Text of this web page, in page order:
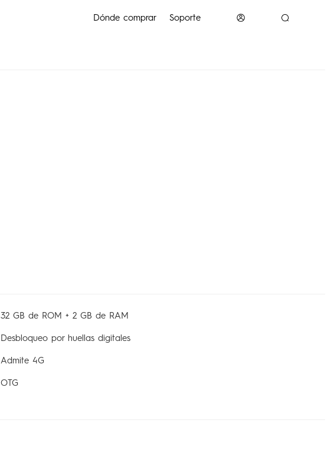
Dónde comprar Soporte
32 GB de ROM + 2 GB de RAM
Desbloqueo por huellas digitales
Admite 4G
OTG